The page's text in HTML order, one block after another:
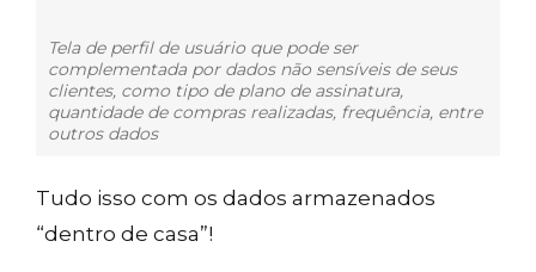
Tela de perfil de usuário que pode ser
complementada por dados não sensíveis de seus
clientes, como tipo de plano de assinatura,
quantidade de compras realizadas, frequência, entre
outros dados
Tudo isso com os dados armazenados
“dentro de casa”!